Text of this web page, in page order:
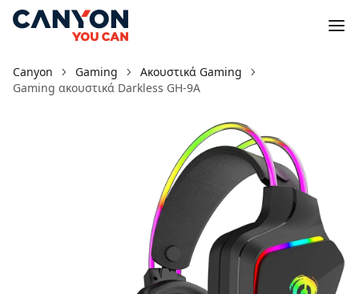
Canyon Gaming
Ακουστικά Gaming
Gaming ακουστικά Darkless GH-9A